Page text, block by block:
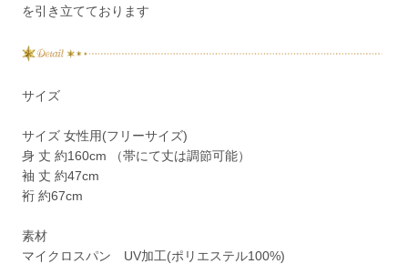
を引き立てております
サイズ
サイズ 女性用(フリーサイズ)
身 丈 約160cm （帯にて丈は調節可能）
袖 丈 約47cm
裄 約67cm
素材
マイクロスパン UV加工(ポリエステル100%)